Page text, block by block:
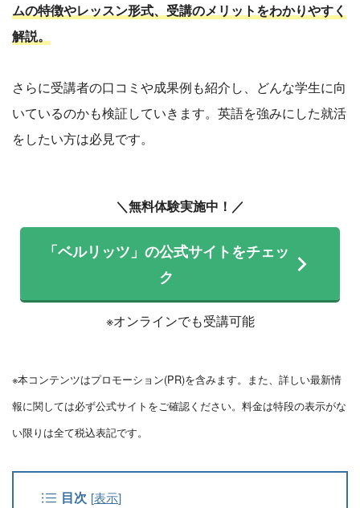
ムの特徴やレッスン形式、受講のメリットをわかりやすく
解説。
さらに受講者の口コミや成果例も紹介し、どんな学生に向
いているのかも検証していきます。英語を強みにした就活
をしたい方は必見です。
＼無料体験実施中！／
「ベルリッツ」の公式サイトをチェッ
ク
※オンラインでも受講可能
※本コンテンツはプロモーション(PR)を含みます。また、詳しい最新情
報に関しては必ず公式サイトをご確認ください。料金は特段の表示がな
い限りは全て税込表記です。
目次 [表示]